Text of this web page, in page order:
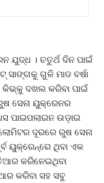
ଯୁଦ୍ଧ । ଚତୁର୍ଥ ଦିନ ପାଇଁ
ଗୁଳି ମାଡ ବର୍ଷା
କିଭ୍‌କୁ ଦଖଲ କରିବା ପାଇଁ
ସେନା ୟୁକ୍ରେନର
ପାଇପଲାଇନ ଉଡ଼ାଇ
ଦୂରରେ ରୁଷ ସେନା
ୟୁକ୍ରେନ୍‌ରେ ଥିବା ଏକ
କରିନେଇଥିବା
କରିବା ସହ ସବୁ